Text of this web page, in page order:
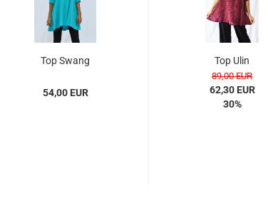
Top Swang
54,00 EUR
Top Ulin
89,00 EUR
62,30 EUR
30%